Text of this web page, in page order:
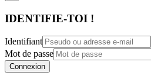
IDENTIFIE-TOI !
Identifiant
Mot de passe
Connexion